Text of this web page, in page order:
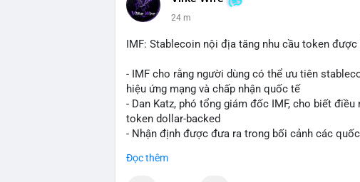
💡 NHẬN ĐỊNH & KHUYẾN NGHỊ: Tâm lý ngắn
coin nhỏ và tin tức AI/NVIDA có thể tạo cơ hội
24 m
IMF: Stablecoin nội địa tăng nhu cầu token
- IMF cho rằng người dùng có thể ưu tiên
hiệu ứng mạng và chấp nhận quốc tế
- Dan Katz, phó tổng giám đốc IMF, cho biết
token dollar-backed
- Nhận định được đưa ra trong bối cảnh các
$btc $eth
Đọc thêm